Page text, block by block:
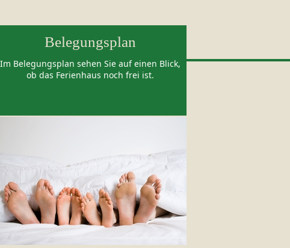
Belegungsplan
Im Belegungsplan sehen Sie auf einen Blick,
ob das Ferienhaus noch frei ist.